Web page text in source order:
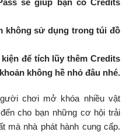
không sử dụng trong túi đồ
để tích lũy thêm Credits
không hề nhỏ đâu nhé.
chơi mở khóa nhiều vật
cho bạn những cơ hội trải
mà nhà phát hành cung cấp.